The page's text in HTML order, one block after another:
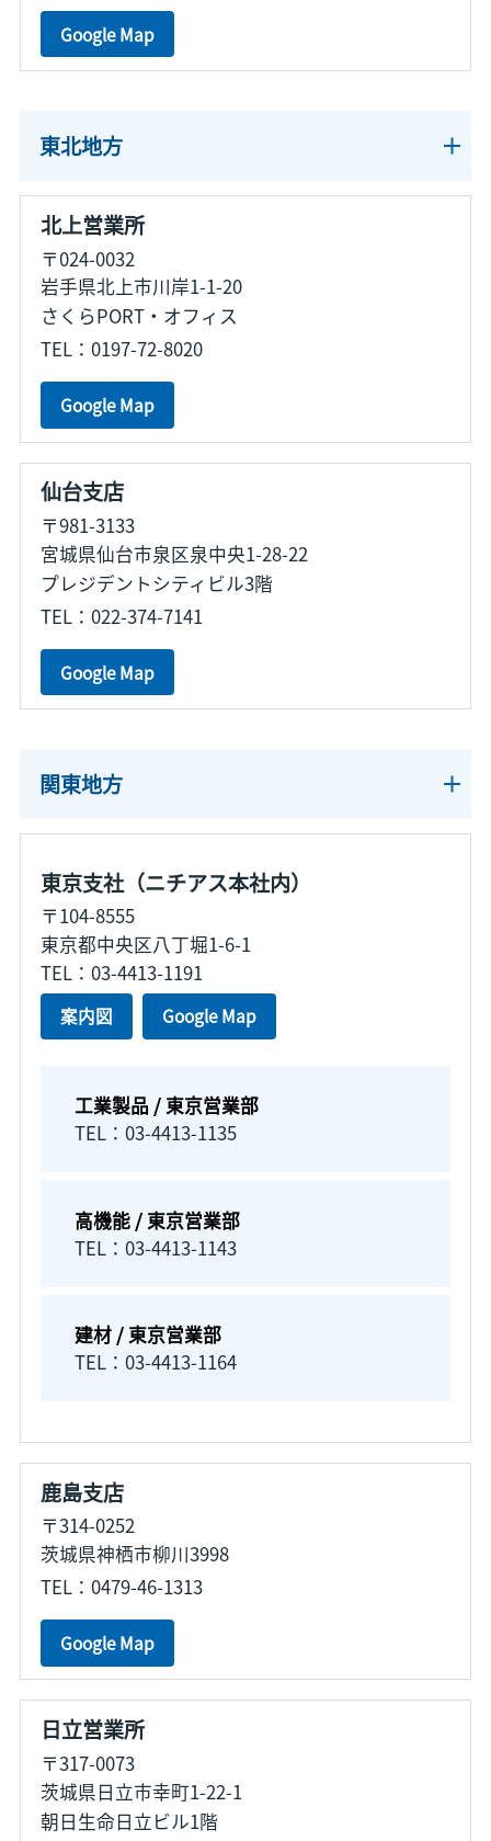
Google Map
東北地方
北上営業所
〒024-0032
岩手県北上市川岸1-1-20
さくらPORT・オフィス
TEL：0197-72-8020
Google Map
仙台支店
〒981-3133
宮城県仙台市泉区泉中央1-28-22
プレジデントシティビル3階
TEL：022-374-7141
Google Map
関東地方
東京支社（ニチアス本社内）
〒104-8555
東京都中央区八丁堀1-6-1
TEL：03-4413-1191
案内図 Google Map
工業製品 / 東京営業部
TEL：03-4413-1135
高機能 / 東京営業部
TEL：03-4413-1143
建材 / 東京営業部
TEL：03-4413-1164
鹿島支店
〒314-0252
茨城県神栖市柳川3998
TEL：0479-46-1313
Google Map
日立営業所
〒317-0073
茨城県日立市幸町1-22-1
朝日生命日立ビル1階